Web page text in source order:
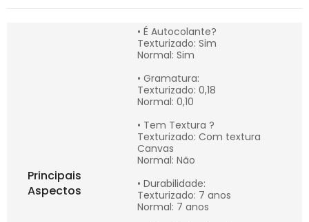
Principais
Aspectos
• É Autocolante?
Texturizado: Sim
Normal: Sim
• Gramatura:
Texturizado: 0,18
Normal: 0,10
• Tem Textura ?
Texturizado: Com textura
Canvas
Normal: Não
• Durabilidade:
Texturizado: 7 anos
Normal: 7 anos